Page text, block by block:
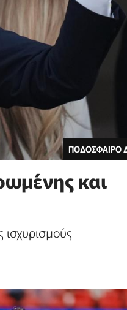
ΠΟΔΟΣΦΑΙΡΟ
και
ισχυρισμούς